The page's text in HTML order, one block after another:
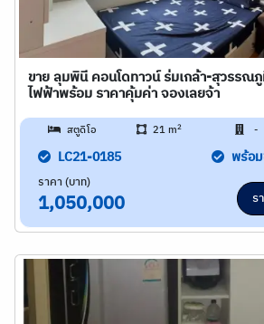
ขาย ลุมพินี คอนโดทาวน์ ร่มเกล้า-สุวรรณภู
ไฟฟ้าพร้อม ราคาคุ้มค่า จองเลยจ้า
สตูดิโอ 21 m2 -
LC21-0185 พร้อ
ราคา (บาท)
1,050,000 ร